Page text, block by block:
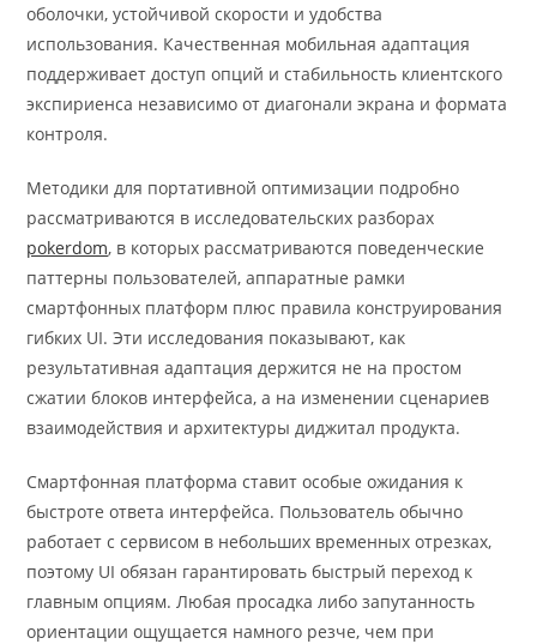
оболочки, устойчивой скорости и удобства
использования. Качественная мобильная адаптация
поддерживает доступ опций и стабильность клиентского
экспириенса независимо от диагонали экрана и формата
контроля.
Методики для портативной оптимизации подробно
рассматриваются в исследовательских разборах
pokerdom, в которых рассматриваются поведенческие
паттерны пользователей, аппаратные рамки
смартфонных платформ плюс правила конструирования
гибких UI. Эти исследования показывают, как
результативная адаптация держится не на простом
сжатии блоков интерфейса, а на изменении сценариев
взаимодействия и архитектуры диджитал продукта.
Смартфонная платформа ставит особые ожидания к
быстроте ответа интерфейса. Пользователь обычно
работает с сервисом в небольших временных отрезках,
поэтому UI обязан гарантировать быстрый переход к
главным опциям. Любая просадка либо запутанность
ориентации ощущается намного резче, чем при